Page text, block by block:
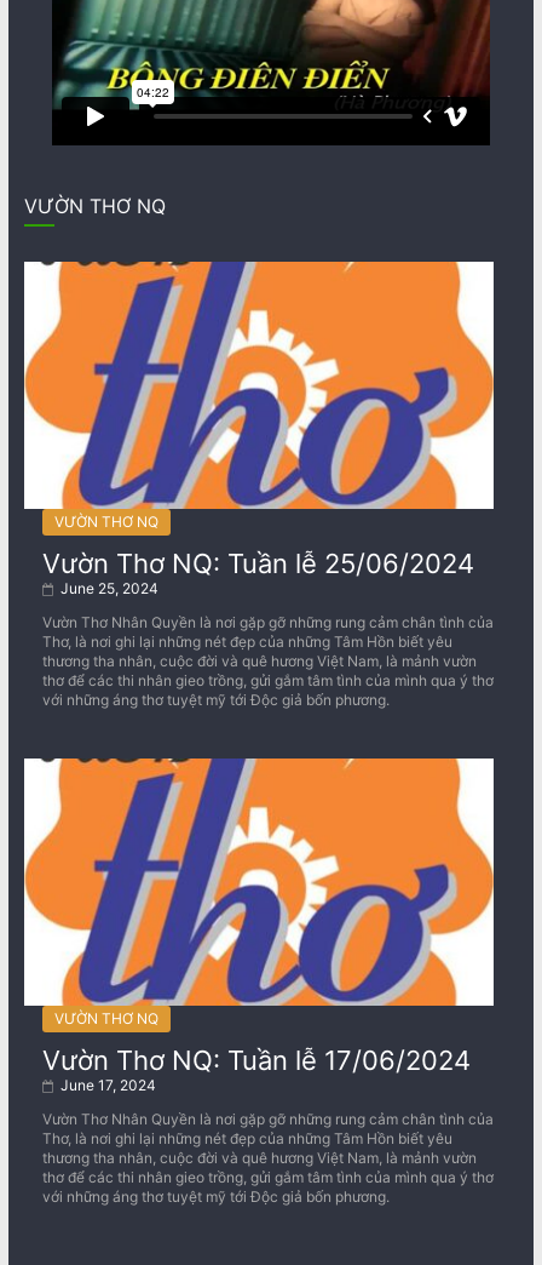
VƯỜN THƠ NQ
VƯỜN THƠ NQ
Vườn Thơ NQ: Tuần lễ 25/06/2024
June 25, 2024
Vườn Thơ Nhân Quyền là nơi gặp gỡ những rung cảm chân tình của
Thơ, là nơi ghi lại những nét đẹp của những Tâm Hồn biết yêu
thương tha nhân, cuộc đời và quê hương Việt Nam, là mảnh vườn
thơ để các thi nhân gieo trồng, gửi gắm tâm tình của mình qua ý thơ
với những áng thơ tuyệt mỹ tới Độc giả bốn phương.
VƯỜN THƠ NQ
Vườn Thơ NQ: Tuần lễ 17/06/2024
June 17, 2024
Vườn Thơ Nhân Quyền là nơi gặp gỡ những rung cảm chân tình của
Thơ, là nơi ghi lại những nét đẹp của những Tâm Hồn biết yêu
thương tha nhân, cuộc đời và quê hương Việt Nam, là mảnh vườn
thơ để các thi nhân gieo trồng, gửi gắm tâm tình của mình qua ý thơ
với những áng thơ tuyệt mỹ tới Độc giả bốn phương.